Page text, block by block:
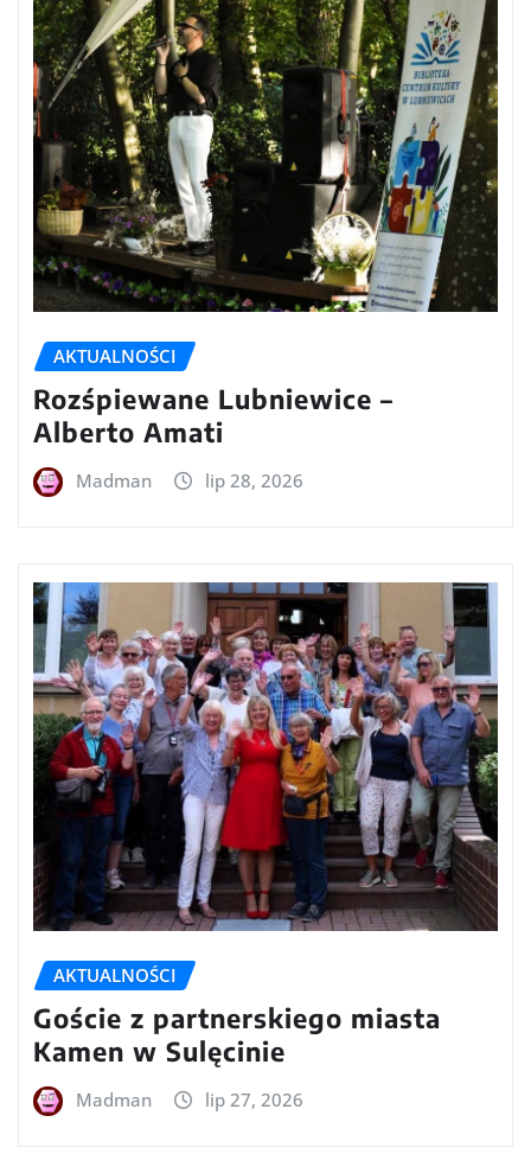
AKTUALNOŚCI
Rozśpiewane Lubniewice –
Alberto Amati
Madman lip 28, 2026
AKTUALNOŚCI
Goście z partnerskiego miasta
Kamen w Sulęcinie
Madman lip 27, 2026